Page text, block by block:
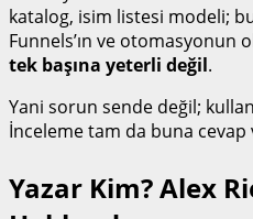
katalog, isim listesi modeli;
Funnels’ın ve otomasyonun
tek başına yeterli değil.
Yani sorun sende değil;
İnceleme tam da buna
Yazar Kim? Alex